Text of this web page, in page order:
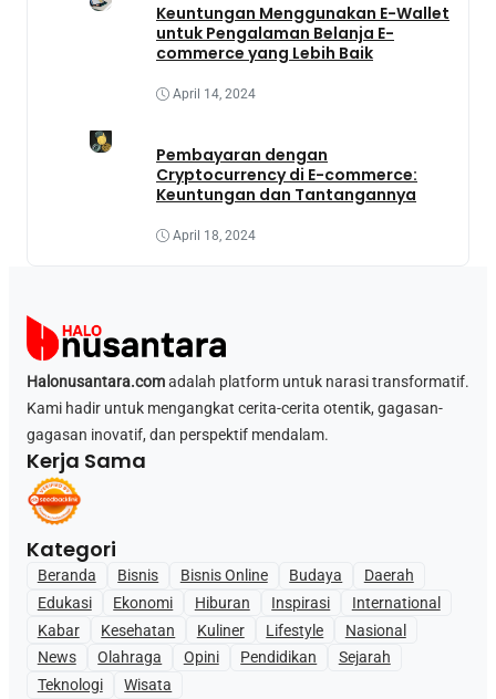
Keuntungan Menggunakan E-Wallet
untuk Pengalaman Belanja E-
commerce yang Lebih Baik
April 14, 2024
Pembayaran dengan
Cryptocurrency di E-commerce:
Keuntungan dan Tantangannya
April 18, 2024
Halonusantara.comadalah platform untuk narasi transformatif.
Kami hadir untuk mengangkat cerita-cerita otentik, gagasan-
gagasan inovatif, dan perspektif mendalam.
Kerja Sama
Kategori
Beranda Bisnis Bisnis Online Budaya
Daerah
Edukasi
Ekonomi Hiburan Inspirasi
International
Kabar
Kesehatan Kuliner Lifestyle
Nasional
News
Olahraga Opini Pendidikan
Sejarah
Teknologi
Wisata